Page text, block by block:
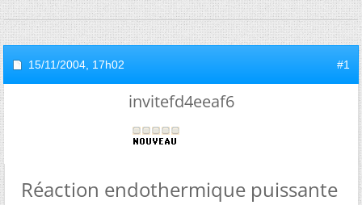
15/11/2004, 17h02 #1
invitefd4eeaf6
Réaction endothermique puissante